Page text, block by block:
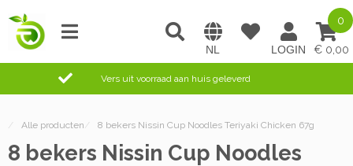
0,00
0
Vers uit voorraad aan huis geleverd
/ Alle producten / 8 bekers Nissin Cup Noodles Teriyaki Chicken 67g
8 bekers Nissin Cup Noodles